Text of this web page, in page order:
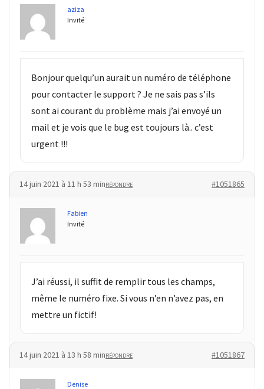
aziza
Invité
Bonjour quelqu’un aurait un numéro de téléphone
pour contacter le support ? Je ne sais pas s’ils
sont ai courant du problème mais j’ai envoyé un
mail et je vois que le bug est toujours là.. c’est
urgent !!!
14 juin 2021 à 11 h 53 min #1051865
RÉPONDRE
Fabien
Invité
J’ai réussi, il suffit de remplir tous les champs,
même le numéro fixe. Si vous n’en n’avez pas, en
mettre un fictif!
14 juin 2021 à 13 h 58 min #1051867
RÉPONDRE
Denise